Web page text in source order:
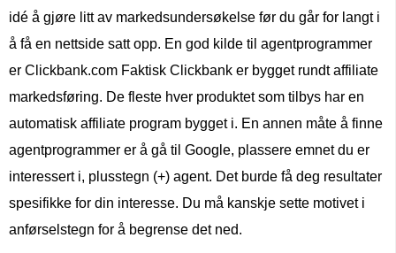
idé å gjøre litt av markedsundersøkelse før du går for langt i
å få en nettside satt opp. En god kilde til agentprogrammer
er Clickbank.com Faktisk Clickbank er bygget rundt affiliate
markedsføring. De fleste hver produktet som tilbys har en
automatisk affiliate program bygget i. En annen måte å finne
agentprogrammer er å gå til Google, plassere emnet du er
interessert i, plusstegn (+) agent. Det burde få deg resultater
spesifikke for din interesse. Du må kanskje sette motivet i
anførselstegn for å begrense det ned.